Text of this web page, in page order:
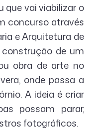
que vai viabilizar o
concurso através
e Arquitetura de
de um
obra de arte no
onde passa a
A ideia é criar
possam parar,
fotográficos.